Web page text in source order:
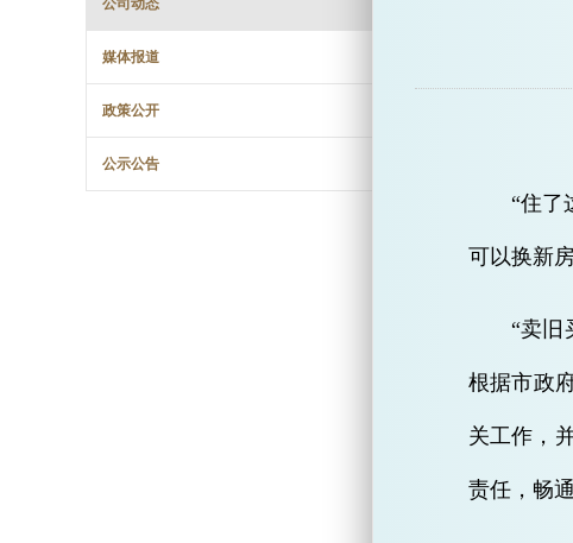
公司动态
媒体报道
政策公开
公示公告
“住了
可以换新
“卖旧
根据市政
关工作，
责任，畅